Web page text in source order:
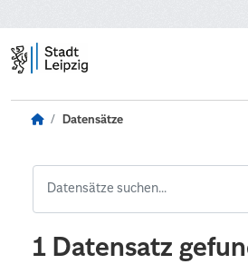
Datensätze
1 Datensatz